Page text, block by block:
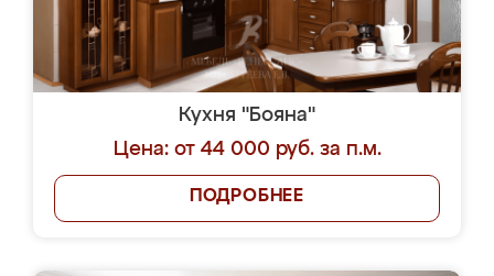
Кухня "Бояна"
Цена: от 44 000 руб. за п.м.
ПОДРОБНЕЕ